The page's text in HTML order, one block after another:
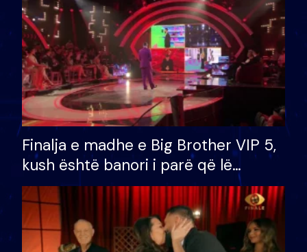
Finalja e madhe e Big Brother VIP 5,
kush është banori i parë që lë
shtëpinë dhe humb mundësinë për
të fituar çmimin e madh